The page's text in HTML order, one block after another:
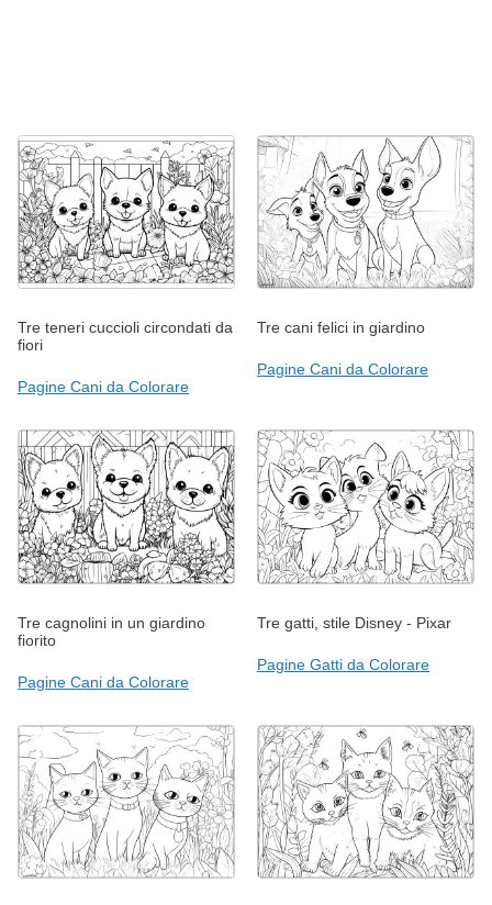
Tre teneri cuccioli circondati da
fiori
Pagine Cani da Colorare
Tre cani felici in giardino
Pagine Cani da Colorare
Tre cagnolini in un giardino
fiorito
Pagine Cani da Colorare
Tre gatti, stile Disney - Pixar
Pagine Gatti da Colorare